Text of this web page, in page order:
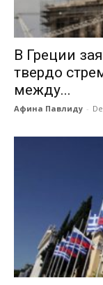
В Греции
твердо
между...
Афина Павлиду -